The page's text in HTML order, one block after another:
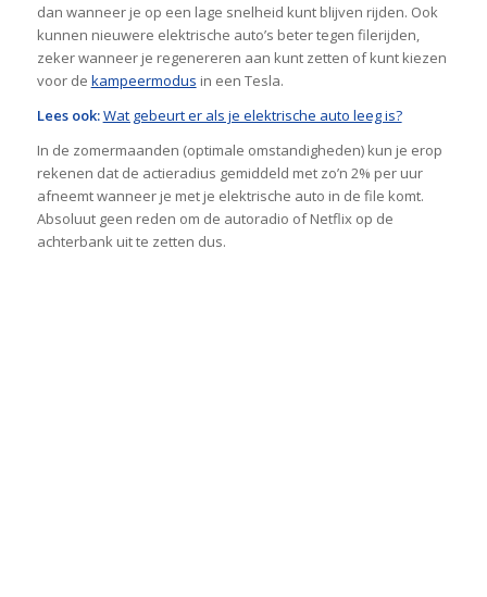
dan wanneer je op een lage snelheid kunt blijven rijden. Ook
kunnen nieuwere elektrische auto’s beter tegen filerijden,
zeker wanneer je regenereren aan kunt zetten of kunt kiezen
voor de kampeermodus in een Tesla.
Lees ook:Wat gebeurt er als je elektrische auto leeg is?
In de zomermaanden (optimale omstandigheden) kun je erop
rekenen dat de actieradius gemiddeld met zo’n 2% per uur
afneemt wanneer je met je elektrische auto in de file komt.
Absoluut geen reden om de autoradio of Netflix op de
achterbank uit te zetten dus.